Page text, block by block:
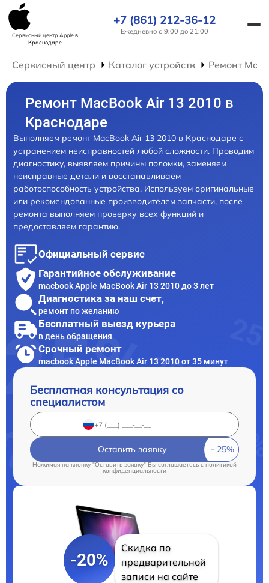
Сервисный центр Appleв
Краснодаре
+7 (861) 212-36-12
Ежедневно с 9:00 до 21:00
Сервисный центр Каталог устройств Ремонт
Ремонт MacBook Air 13 2010 в
Краснодаре
Выполняем ремонт MacBook Air 13 2010 в Краснодаре с
устранением неисправностей любой сложности. Проводим
диагностику, выявляем причины поломки, заменяем
неисправные детали и восстанавливаем
работоспособность устройства. Используем оригинальные
или рекомендованные производителем запчасти, после
ремонта выполняем проверку всех функций и
предоставляем гарантию.
Официальный сервис
Гарантийное обслуживание
macbook Apple MacBook Air 13 2010 до 3 лет
Диагностика за наш счет,
ремонт по желанию
Бесплатный выезд курьера
в день обращения
Срочный ремонт
macbook Apple MacBook Air 13 2010 от 35 минут
Бесплатная консультация со
специалистом
Оставить заявку
Нажимая на кнопку "Оставить заявку" Вы соглашаетесь cполитикой
конфиденциальности
-20%
Скидка по
предварительной
записи на сайте